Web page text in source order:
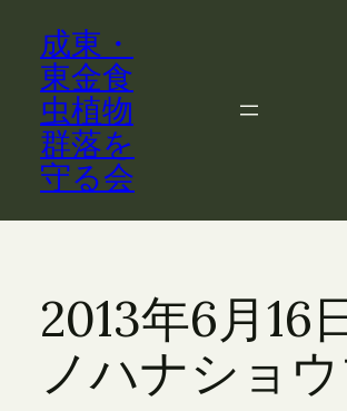
成東・
東金食
虫植物
群落を
守る会
2013年6月16
ノハナショ